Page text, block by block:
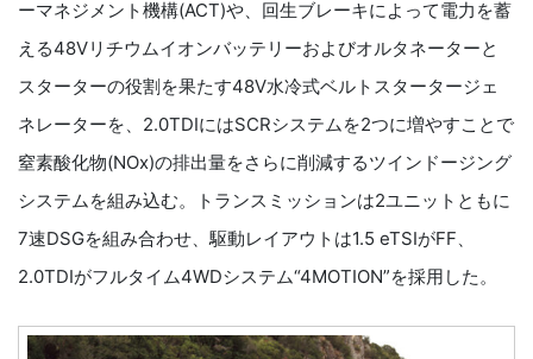
ーマネジメント機構(ACT)や、回生ブレーキによって電力を蓄
える48Vリチウムイオンバッテリーおよびオルタネーターと
スターターの役割を果たす48V水冷式ベルトスタータージェ
ネレーターを、2.0TDIにはSCRシステムを2つに増やすことで
窒素酸化物(NOx)の排出量をさらに削減するツインドージング
システムを組み込む。トランスミッションは2ユニットともに
7速DSGを組み合わせ、駆動レイアウトは1.5 eTSIがFF、
2.0TDIがフルタイム4WDシステム“4MOTION”を採用した。